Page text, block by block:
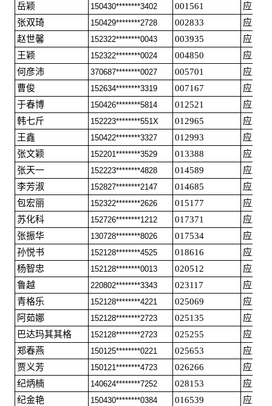
岳颖
150430********3402 001561
应届
张双琦
150429********2728 002833
应届
赵世馨
152322********0043 003935
应届
王颖
152322********0024 004850
应届
何彦沛
370687********0027 005701
应届
曹俊
152634********3319 007167
应届
于春博
150426********5814 012521
应届
韩七斤
152223********551X 012965
应届
王鑫
150422********3327 012993
应届
张文颖
152201********3529 013388
应届
张天一
152223********4828 014589
应届
李芳淑
152827********2147 014685
应届
包宏丽
152322********2626 015177
应届
苏化科
152726********1212 017371
应届
张振华
130728********8026 017534
应届
孙悦书
152128********4525 018616
应届
杨智忠
152128********0013 020512
应届
鲁越
220802********3343 023117
应届
青格乐
152128********4221 025069
应届
阿茹娜
152128********2723 025135
应届
巴达玛其其格
152128********2723 025255
应届
郑春燕
150125********0221 025653
应届
贾义芳
150121********4723 026266
应届
纪炳楠
140624********7252 028153
应届
纪金艳
150430********0384 016539 应届